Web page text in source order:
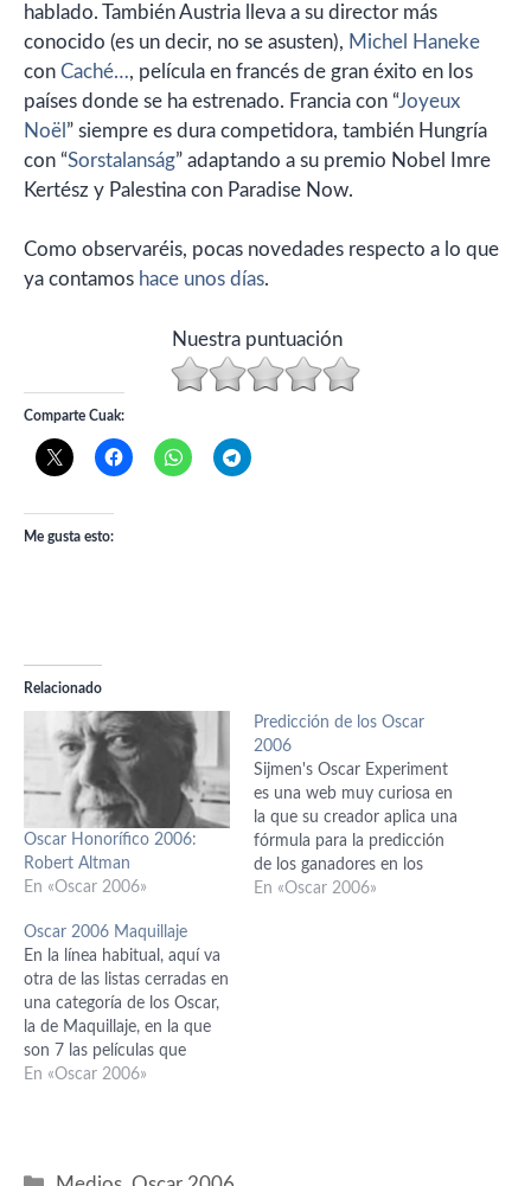
hablado. También Austria lleva a su director más
conocido (es un decir, no se asusten), Michel Haneke
con Caché…, película en francés de gran éxito en los
países donde se ha estrenado. Francia con “Joyeux
Noël ” siempre es dura competidora, también Hungría
con “Sorstalanság” adaptando a su premio Nobel Imre
Kertész y Palestina con Paradise Now.
Como observaréis, pocas novedades respecto a lo que
ya contamos hace unos días.
Nuestra puntuación
Comparte Cuak:
Me gusta esto:
Relacionado
Oscar Honorífico 2006:
Robert Altman
En «Oscar 2006»
Predicción de los Oscar
2006
Sijmen's Oscar Experiment
es una web muy curiosa en
la que su creador aplica una
fórmula para la predicción
de los ganadores en los
diferentes apartados de los
En «Oscar 2006»
Oscar 2006 Maquillaje
En la línea habitual, aquí va
otra de las listas cerradas en
una categoría de los Oscar,
la de Maquillaje, en la que
son 7 las películas que
optan a estar entre las 3
En «Oscar 2006»
Categorías